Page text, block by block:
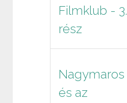
Filmklub - 3.
rész
Nagymaros
és az